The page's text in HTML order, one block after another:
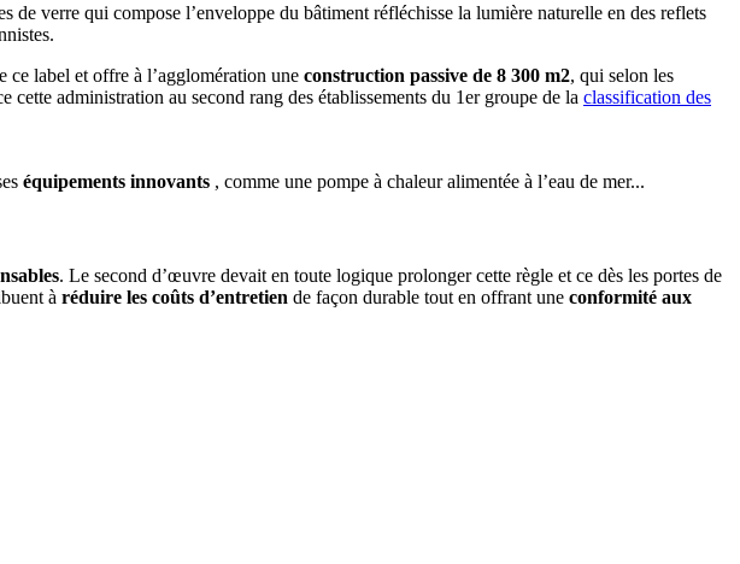
de verre qui compose l’enveloppe du bâtiment réfléchisse la lumière naturelle en des reflets
ce label et offre à l’agglomération une construction passive de 8 300 m2, qui selon les
administration au second rang des établissements du 1er groupe de la classification des
équipements innovants , comme une pompe à chaleur alimentée à l’eau de mer...
. Le second d’œuvre devait en toute logique prolonger cette règle et ce dès les portes de
à réduire les coûts d’entretien de façon durable tout en offrant une conformité aux